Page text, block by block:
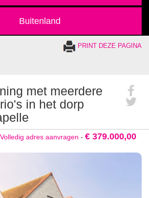
Buitenland
PRINT DEZE PAGINA
met meerdere
in het dorp
Volledig adres aanvragen - € 379.000,00